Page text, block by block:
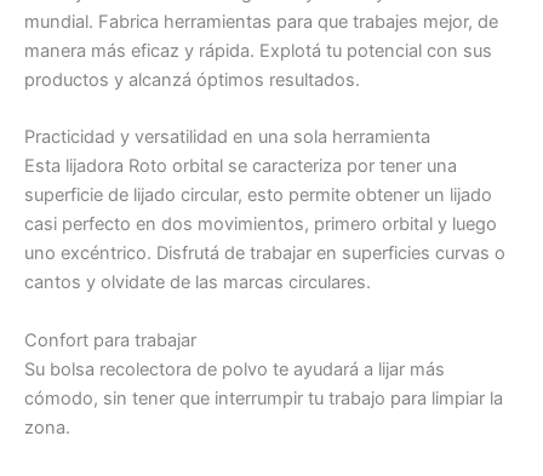
mundial. Fabrica herramientas para que trabajes mejor, de
manera más eficaz y rápida. Explotá tu potencial con sus
productos y alcanzá óptimos resultados.
Practicidad y versatilidad en una sola herramienta
Esta lijadora Roto orbital se caracteriza por tener una
superficie de lijado circular, esto permite obtener un lijado
casi perfecto en dos movimientos, primero orbital y luego
uno excéntrico. Disfrutá de trabajar en superficies curvas o
cantos y olvidate de las marcas circulares.
Confort para trabajar
Su bolsa recolectora de polvo te ayudará a lijar más
cómodo, sin tener que interrumpir tu trabajo para limpiar la
zona.